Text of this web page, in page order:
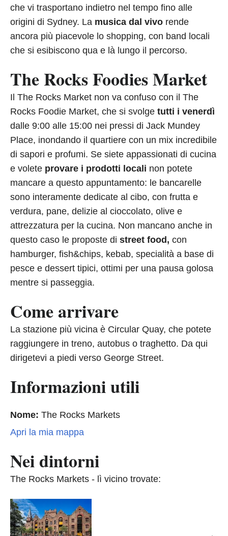
che vi trasportano indietro nel tempo fino alle
origini di Sydney. La musica dal vivo rende
ancora più piacevole lo shopping, con band locali
che si esibiscono qua e là lungo il percorso.
The Rocks Foodies Market
Il The Rocks Market non va confuso con il The
Rocks Foodie Market, che si svolge tutti i venerdì
dalle 9:00 alle 15:00 nei pressi di Jack Mundey
Place, inondando il quartiere con un mix incredibile
di sapori e profumi. Se siete appassionati di cucina
e volete provare i prodotti locali non potete
mancare a questo appuntamento: le bancarelle
sono interamente dedicate al cibo, con frutta e
verdura, pane, delizie al cioccolato, olive e
attrezzatura per la cucina. Non mancano anche in
questo caso le proposte di street food, con
hamburger, fish&chips, kebab, specialità a base di
pesce e dessert tipici, ottimi per una pausa golosa
mentre si passeggia.
Come arrivare
La stazione più vicina è Circular Quay, che potete
raggiungere in treno, autobus o traghetto. Da qui
dirigetevi a piedi verso George Street.
Informazioni utili
Nome: The Rocks Markets
Apri la mia mappa
Nei dintorni
The Rocks Markets - lì vicino trovate: